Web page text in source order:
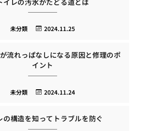
2024.11.25
未分類
流れっぱなしになる原因と修理のポ
イント
2024.11.24
未分類
の構造を知ってトラブルを防ぐ